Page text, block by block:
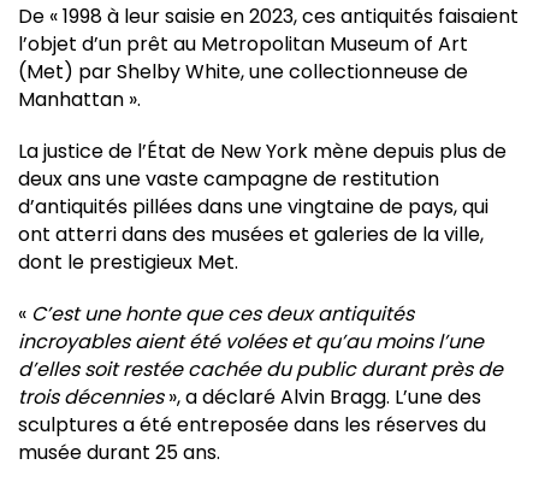
De « 1998 à leur saisie en 2023, ces antiquités faisaient
l’objet d’un prêt au Metropolitan Museum of Art
(Met) par Shelby White, une collectionneuse de
Manhattan ».
La justice de l’État de New York mène depuis plus de
deux ans une vaste campagne de restitution
d’antiquités pillées dans une vingtaine de pays, qui
ont atterri dans des musées et galeries de la ville,
dont le prestigieux Met.
« C’est une honte que ces deux antiquités
incroyables aient été volées et qu’au moins l’une
d’elles soit restée cachée du public durant près de
trois décennies», a déclaré Alvin Bragg. L’une des
sculptures a été entreposée dans les réserves du
musée durant 25 ans.